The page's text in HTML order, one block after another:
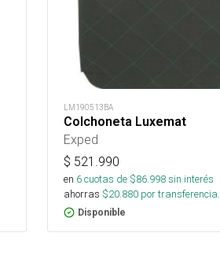
LM190513BA
Colchoneta Luxemat
Exped
$ 521.990
en 6cuotas de $86.998sin interés
ahorras $20.880 por transferencia.
Disponible